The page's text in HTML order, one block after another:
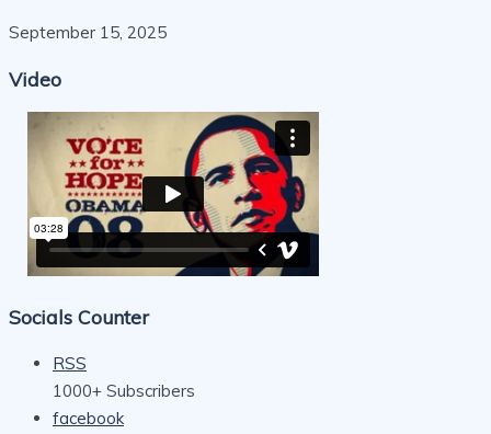
September 15, 2025
Video
Socials Counter
RSS
1000+ Subscribers
facebook